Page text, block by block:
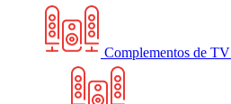
Complementos de TV